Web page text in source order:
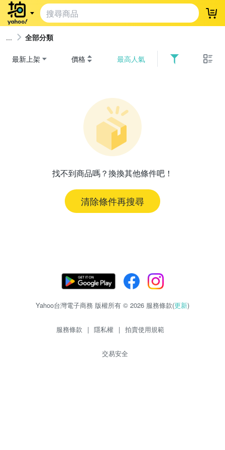
登
全部分類
最新上架 價格 最高人氣
找不到商品嗎？換換其他條件吧！
清除條件再搜尋
Yahoo台灣電子商務 版權所有 © 2026 服務條款(更新)
服務條款 | 隱私權 | 拍賣使用規範
交易安全